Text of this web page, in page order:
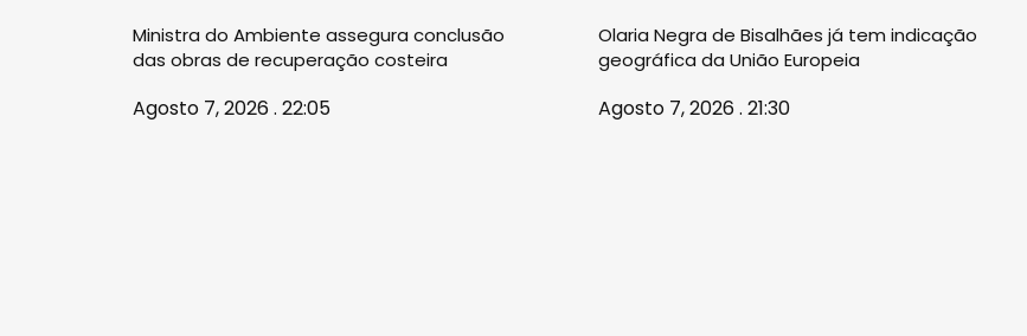
Ministra do Ambiente assegura conclusão
das obras de recuperação costeira
Agosto 7, 2026 . 22:05
Olaria Negra de Bisalhães já tem indicação
geográfica da União Europeia
Agosto 7, 2026 . 21:30